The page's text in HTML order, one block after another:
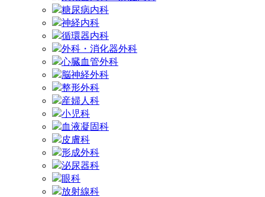
糖尿病内科
神経内科
循環器内科
外科・消化器外科
心臓血管外科
脳神経外科
整形外科
産婦人科
小児科
血液凝固科
皮膚科
形成外科
泌尿器科
眼科
放射線科